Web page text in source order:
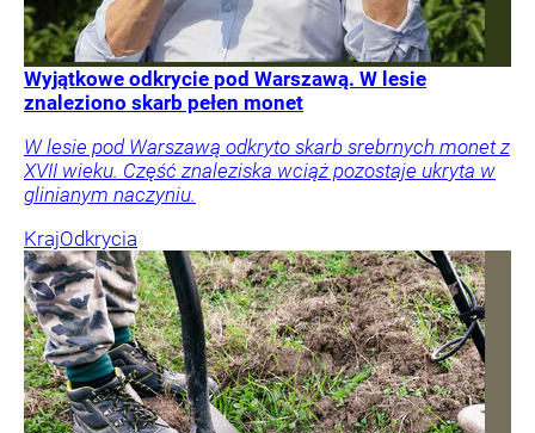
Wyjątkowe odkrycie pod Warszawą. W lesie
znaleziono skarb pełen monet
W lesie pod Warszawą odkryto skarb srebrnych monet z
XVII wieku. Część znaleziska wciąż pozostaje ukryta w
glinianym naczyniu.
KrajOdkrycia